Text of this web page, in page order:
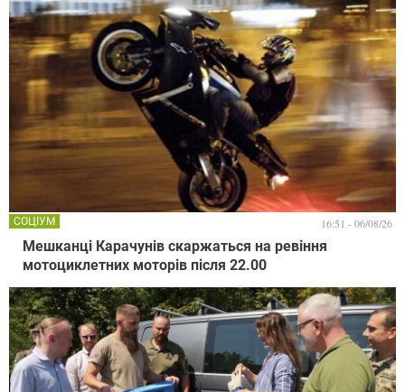
Мешканці Карачунів скаржаться на ревіння
мотоциклетних моторів після 22.00
СОЦІУМ 16:51 - 06/08/26